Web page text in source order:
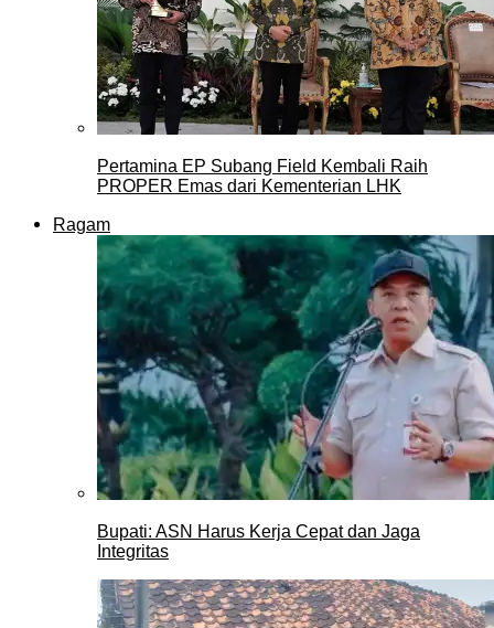
Pertamina EP Subang Field Kembali Raih
PROPER Emas dari Kementerian LHK
Ragam
Bupati: ASN Harus Kerja Cepat dan Jaga
Integritas